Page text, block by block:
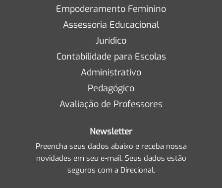
Empoderamento Feminino
Assessoria Educacional
Jurídico
Contabilidade para Escolas
Administrativo
Pedagógico
Avaliação de Professores
Newsletter
Preencha seus dados abaixo e receba nossa
novidades em seu e-mail. Seus dados estão
seguros com a Direcional.